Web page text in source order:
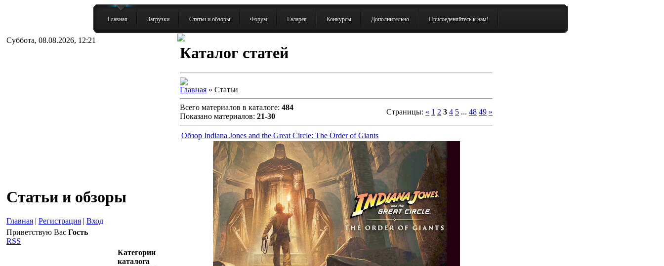
Главная Загрузки Статьи и обзоры Форум Галарея Конкурсы Дополнительно Присоеденяйтесь к нам!
Суббота, 08.08.2026, 12:21
Статьи и обзоры
Главная | Регистрация | Вход
Приветствую Вас Гость
RSS
Категории
каталога
Каталог статей
Главная » Статьи
Всего материалов в каталоге: 484
Показано материалов: 21-30
Страницы: « 1 2 3 4 5 ... 48 49 »
Обзор Indiana Jones and the Great Circle: The Order of Giants